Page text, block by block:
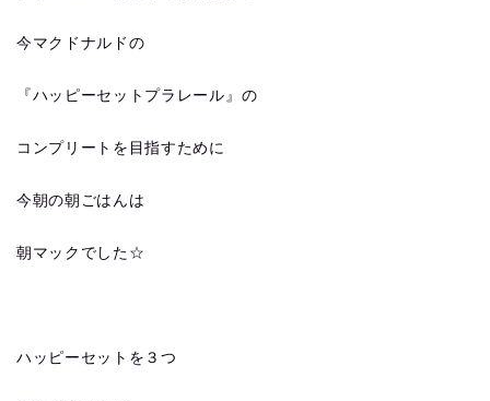
今マクドナルドの
『ハッピーセットプラレール』の
コンプリートを目指すために
今朝の朝ごはんは
朝マックでした☆
ハッピーセットを３つ